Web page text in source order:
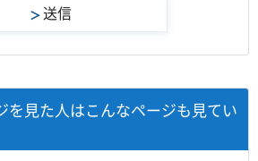
を見た人はこんなページも見てい